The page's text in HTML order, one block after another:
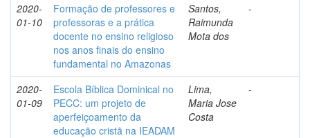
2020-
01-10
Formação de professores e
professoras e a prática
docente no ensino religioso
nos anos finais do ensino
fundamental no Amazonas
Santos,
Raimunda
Mota dos
-
2020-
01-09
Escola Bíblica Dominical no
PECC: um projeto de
aperfeiçoamento da
educação cristã na IEADAM
Lima,
Maria Jose
Costa
-